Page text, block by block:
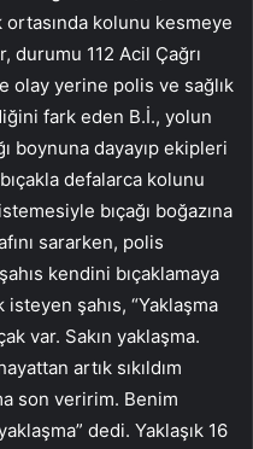
ortasında kolunu kesmeye
durumu 112 Acil Çağrı
olay yerine polis ve sağlık
fark eden B.İ., yolun
boynuna dayayıp ekipleri
defalarca kolunu
bıçağı boğazına
sararken, polis
kendini bıçaklamaya
şahıs, “Yaklaşma
var. Sakın yaklaşma.
artık sıkıldım
son veririm. Benim
dedi. Yaklaşık 16